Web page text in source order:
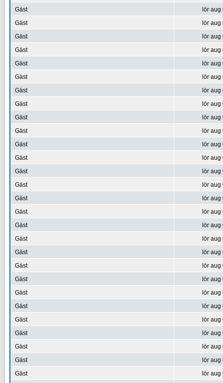
Gäst
lör
Gäst
lör
Gäst
lör
Gäst
lör
Gäst
lör
Gäst
lör
Gäst
lör
Gäst
lör
Gäst
lör
Gäst
lör
Gäst
lör
Gäst
lör
Gäst
lör
Gäst
lör
Gäst
lör
Gäst
lör
Gäst
lör
Gäst
lör
Gäst
lör
Gäst
lör
Gäst
lör
Gäst
lör
Gäst
lör
Gäst
lör
Gäst
lör
Gäst
lör
Gäst
lör
Gäst
lör